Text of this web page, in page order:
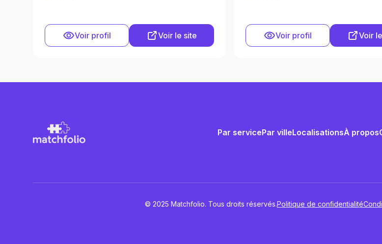
Voir profil Voir le site Voir profil Voir
Par servicePar villeLocalisationsÀ propos
© 2025 Matchfolio. Tous droits réservés.Politique de confidentialité